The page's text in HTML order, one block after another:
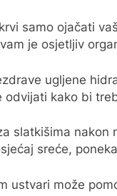
samo ojačati
je osjetljiv
ugljene
odvijati kako bi
slatkišima nakon
sreće,
ustvari može